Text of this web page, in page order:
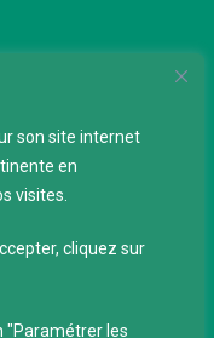
son site internet
en
visites.
cliquez sur
"Paramétrer les